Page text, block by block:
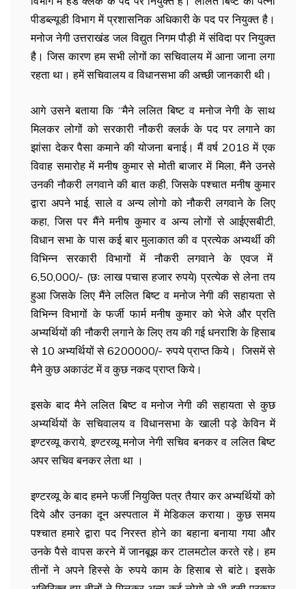
पीडब्ल्यूडी विभाग में प्रशासनिक अधिकारी के पद पर नियुक्त है।
मनोज नेगी उत्तराखंड जल विद्युत निगम पौड़ी में संविदा पर नियुक्त
है। जिस कारण हम सभी लोगों का सचिवालय में आना जाना लगा
रहता था। हमें सचिवालय व विधानसभा की अच्छी जानकारी थी।
आगे उसने बताया कि “मैने ललित बिष्ट व मनोज नेगी के साथ
मिलकर लोगों को सरकारी नौकरी क्लर्क के पद पर लगाने का
झांसा देकर पैसा कमाने की योजना बनाई। मैं वर्ष 2018 में एक
विवाह समारोह में मनीष कुमार से मोती बाजार में मिला, मैंने उनसे
उनकी नौकरी लगवाने की बात कही, जिसके पश्चात मनीष कुमार
द्वारा अपने भाई, साले व अन्य लोगो को नौकरी लगवाने के लिए
कहा, जिस पर मैंने मनीष कुमार व अन्य लोगों से आईएसबीटी,
विधान सभा के पास कई बार मुलाकात की व प्रत्येक अभ्यर्थी की
विभिन्न सरकारी विभागों में नौकरी लगवाने के एवज में
6,50,000/- (छः लाख पचास हजार रुपये) प्रत्येक से लेना तय
हुआ जिसके लिए मैंने ललित बिष्ट व मनोज नेगी की सहायता से
विभिन्न विभागों के फर्जी फार्म मनीष कुमार को भेजे और प्रति
अभ्यर्थियों की नौकरी लगाने के लिए तय की गई धनराशि के हिसाब
से 10 अभ्यर्थियों से 6200000/- रुपये प्राप्त किये। जिसमें से
मैने कुछ अकाउंट में व कुछ नकद प्राप्त किये।
इसके बाद मैने ललित बिष्ट व मनोज नेगी की सहायता से कुछ
अभ्यर्थियों के सचिवालय व विधानसभा के खाली पड़े केविन में
इण्टरव्यू कराये, इण्टरव्यू मनोज नेगी सचिव बनकर व ललित बिष्ट
अपर सचिव बनकर लेता था ।
इण्टरव्यू के बाद हमने फर्जी नियुक्ति पत्र तैयार कर अभ्यर्थियों को
दिये और उनका दून अस्पताल में मेडिकल कराया। कुछ समय
पश्चात हमारे द्वारा पद निरस्त होने का बहाना बनाया गया और
उनके पैसे वापस करने में जानबूझ कर टालमटोल करते रहे। हम
तीनों ने अपने हिस्से के रुपये काम के हिसाब से बांटे। इसके